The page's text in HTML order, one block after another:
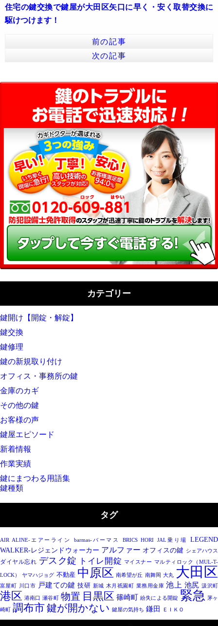
住宅の鍵交換で鍵屋が大田区矢口に早く・安く取替交換に
駆けつけます！
前の記事
次の記事
カテゴリー
鍵開け【開錠・解錠】
鍵交換
鍵修理
鍵の新規取り付け
オフィス・事務所の鍵
金庫のカギ
その他の鍵
お客様の声
鍵屋エピソード
新着情報
作業実績
鍵にまつわる用語集
鍵種類
タグ
AIR ALINE-エアーライン barmas-バーマス BRICS HORI JAL乗り場
LEGEND
WALKER-レジェンドウォーカー アルファー オフィスの鍵 シェアハウス
ダイヤル忘れ デスク錠 トイレ開錠 マイスナー マルティロック（MUL-T-
LOCK） ヤマハジョグ 不動産 中原区 南希望が丘 南舞岡 大丸 大田区
富屋町 川口市 戸建ての鍵 技研 新城 木月祇園町 業務用金庫 池上 池尻 汲沢町
港区 港南口 瀬谷町 物置 目黒区 篠崎町 紛失による開錠 緊急 茅ヶ
崎町 調布市 鍵が開かない 鍵屋の気持ち 鎌田 ＥＩＫＯ